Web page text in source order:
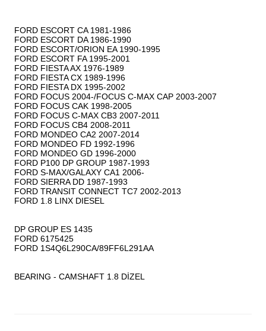
FORD ESCORT CA 1981-1986
FORD ESCORT DA 1986-1990
FORD ESCORT/ORION EA 1990-1995
FORD ESCORT FA 1995-2001
FORD FIESTA AX 1976-1989
FORD FIESTA CX 1989-1996
FORD FIESTA DX 1995-2002
FORD FOCUS 2004-/FOCUS C-MAX CAP 2003-2007
FORD FOCUS CAK 1998-2005
FORD FOCUS C-MAX CB3 2007-2011
FORD FOCUS CB4 2008-2011
FORD MONDEO CA2 2007-2014
FORD MONDEO FD 1992-1996
FORD MONDEO GD 1996-2000
FORD P100 DP GROUP 1987-1993
FORD S-MAX/GALAXY CA1 2006-
FORD SIERRA DD 1987-1993
FORD TRANSIT CONNECT TC7 2002-2013
FORD 1.8 LINX DIESEL
DP GROUP ES 1435
FORD 6175425
FORD 1S4Q6L290CA/89FF6L291AA
BEARING - CAMSHAFT 1.8 DİZEL